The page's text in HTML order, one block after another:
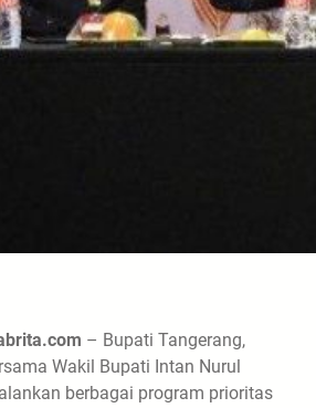
– Bupati Tangerang,
Wakil Bupati Intan Nurul
berbagai program prioritas